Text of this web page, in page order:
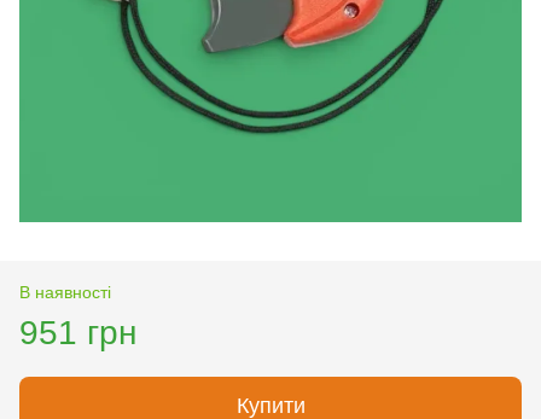
В наявності
951 грн
Купити